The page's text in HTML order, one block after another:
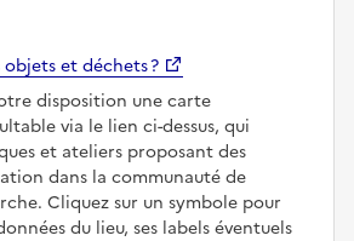
et déchets ?
disposition une carte
via le lien ci-dessus, qui
et ateliers proposant des
dans la communauté de
Cliquez sur un symbole pour
du lieu, ses labels éventuels